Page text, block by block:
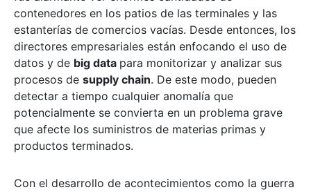
contenedores en los patios de las terminales y las
estanterías de comercios vacías. Desde entonces, los
directores empresariales están enfocando el uso de
datos y de big data para monitorizar y analizar sus
procesos de supply chain. De este modo, pueden
detectar a tiempo cualquier anomalía que
potencialmente se convierta en un problema grave
que afecte los suministros de materias primas y
productos terminados.
Con el desarrollo de acontecimientos como la guerra